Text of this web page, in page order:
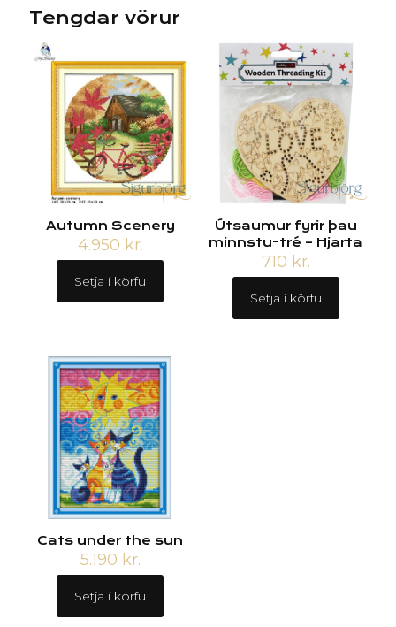
Tengdar vörur
Autumn Scenery
4.950 kr.
Setja í körfu
Útsaumur fyrir þau
minnstu-tré – Hjarta
710 kr.
Setja í körfu
Cats under the sun
5.190 kr.
Setja í körfu